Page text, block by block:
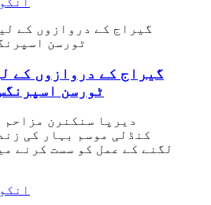
گیراج کے دروازوں کے
ٹورسن
دیرپا سنکنرن مزاحم
کنڈلی موسم بہار کی
لگنے کے عمل کو سست کرنے